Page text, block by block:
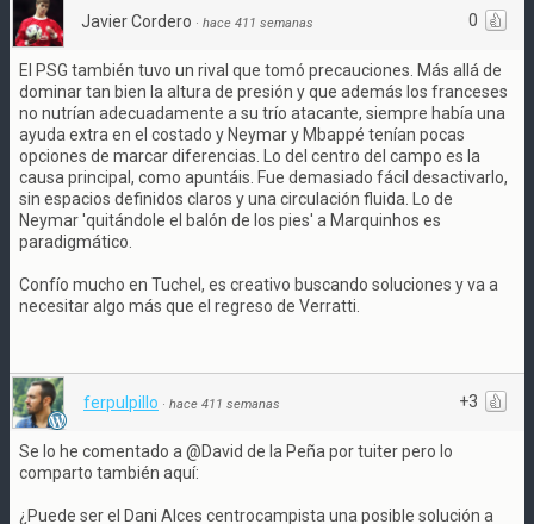
0
Javier Cordero · hace 411 semanas
El PSG también tuvo un rival que tomó precauciones. Más allá de
dominar tan bien la altura de presión y que además los franceses
no nutrían adecuadamente a su trío atacante, siempre había una
ayuda extra en el costado y Neymar y Mbappé tenían pocas
opciones de marcar diferencias. Lo del centro del campo es la
causa principal, como apuntáis. Fue demasiado fácil desactivarlo,
sin espacios definidos claros y una circulación fluida. Lo de
Neymar 'quitándole el balón de los pies' a Marquinhos es
paradigmático.
Confío mucho en Tuchel, es creativo buscando soluciones y va a
necesitar algo más que el regreso de Verratti.
+3
ferpulpillo · hace 411 semanas
Se lo he comentado a @David de la Peña por tuiter pero lo
comparto también aquí:
¿Puede ser el Dani Alces centrocampista una posible solución a